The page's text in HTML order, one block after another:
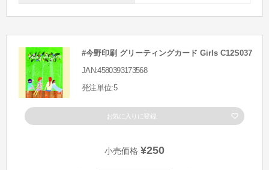
#今野印刷 グリーティングカード Girls C12S037
JAN:4580393173568
発注単位:5
お気に入りに登録
小売価格 ¥250